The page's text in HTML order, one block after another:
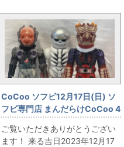
CoCoo ソフビ12月17日(日) ソ
フビ専門店 まんだらけCoCoo 4
周年記念 ☆真頭不滅
☆「REALHEAD 大集合」
ご覧いただきありがとうござい
ます！ 来る吉日2023年12月17